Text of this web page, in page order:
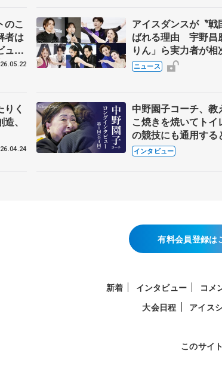
のこ
者は
ュー
人、
アイスダンスが〝戦
ばれる理由 宇野昌
りん」ら実力者が
国内の競争激化
ニュース
く
、
中野園子コーチ、教
こ焼きを焼いてト
の競技にも通用する
織の筋肉
インタビュー
有料会員登録は
新着 インタビュー コメ
大会日程
アイス
このサイ